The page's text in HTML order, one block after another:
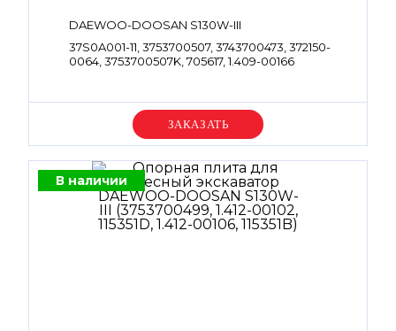
DAEWOO-DOOSAN S130W-III
37S0A001-11, 3753700507, 3743700473, 372150-
0064, 3753700507K, 705617, 1.409-00166
Уточняйте цену
В наличии